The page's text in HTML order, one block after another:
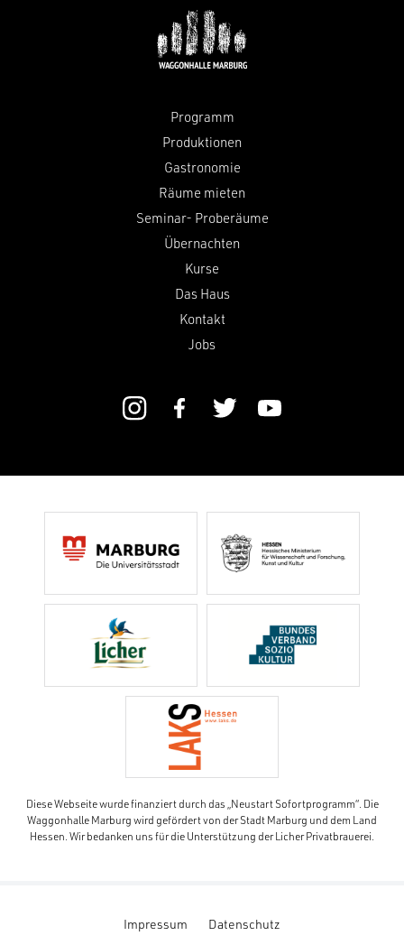
Programm
Produktionen
Gastronomie
Räume mieten
Seminar- Proberäume
Übernachten
Kurse
Das Haus
Kontakt
Jobs
Diese Webseite wurde finanziert durch das „Neustart Sofortprogramm“. Die
Waggonhalle Marburg wird gefördert von der Stadt Marburg und dem Land
Hessen. Wir bedanken uns für die Unterstützung der Licher Privatbrauerei.
Impressum Datenschutz